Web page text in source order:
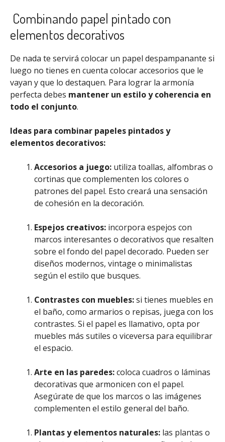
Combinando papel pintado con
elementos decorativos
De nada te servirá colocar un papel despampanante si
luego no tienes en cuenta colocar accesorios que le
vayan y que lo destaquen. Para lograr la armonía
perfecta debes mantener un estilo y coherencia en
todo el conjunto.
Ideas para combinar papeles pintados y
elementos decorativos:
Accesorios a juego: utiliza toallas, alfombras o
cortinas que complementen los colores o
patrones del papel. Esto creará una sensación
de cohesión en la decoración.
Espejos creativos: incorpora espejos con
marcos interesantes o decorativos que resalten
sobre el fondo del papel decorado. Pueden ser
diseños modernos, vintage o minimalistas
según el estilo que busques.
Contrastes con muebles:si tienes muebles en
el baño, como armarios o repisas, juega con los
contrastes. Si el papel es llamativo, opta por
muebles más sutiles o viceversa para equilibrar
el espacio.
Arte en las paredes:coloca cuadros o láminas
decorativas que armonicen con el papel.
Asegúrate de que los marcos o las imágenes
complementen el estilo general del baño.
Plantas y elementos naturales: las plantas o